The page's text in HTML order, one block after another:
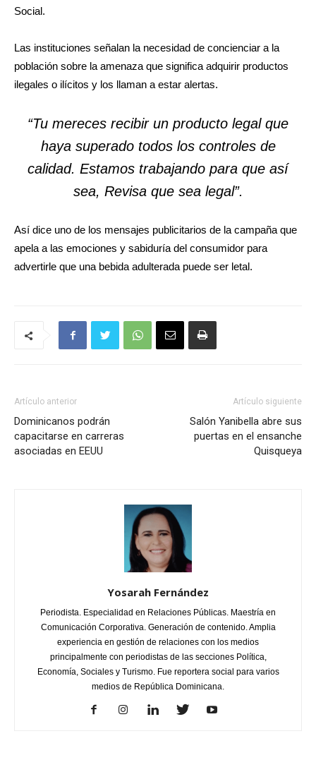
Social.
Las instituciones señalan la necesidad de concienciar a la
población sobre la amenaza que significa adquirir productos
ilegales o ilícitos y los llaman a estar alertas.
“Tu mereces recibir un producto legal que
haya superado todos los controles de
calidad. Estamos trabajando para que así
sea, Revisa que sea legal”.
Así dice uno de los mensajes publicitarios de la campaña que
apela a las emociones y sabiduría del consumidor para
advertirle que una bebida adulterada puede ser letal.
Artículo anterior
Dominicanos podrán
capacitarse en carreras
asociadas en EEUU
Artículo siguiente
Salón Yanibella abre sus
puertas en el ensanche
Quisqueya
Yosarah Fernández
Periodista. Especialidad en Relaciones Públicas. Maestría en
Comunicación Corporativa. Generación de contenido. Amplia
experiencia en gestión de relaciones con los medios
principalmente con periodistas de las secciones Política,
Economía, Sociales y Turismo. Fue reportera social para varios
medios de República Dominicana.